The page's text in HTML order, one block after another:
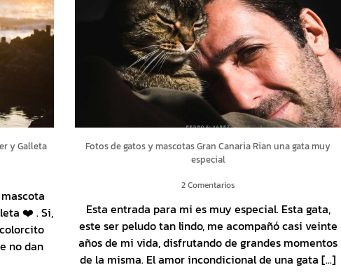
y Galleta
❤️ . Si,
no dan
Fotos de gatos y mascotas Gran Canaria Rian una gata muy
especial
2 Comentarios
Esta entrada para mi es muy especial. Esta gata,
este ser peludo tan lindo, me acompañó casi veinte
años de mi vida, disfrutando de grandes momentos
de la misma. El amor incondicional de una gata [...]